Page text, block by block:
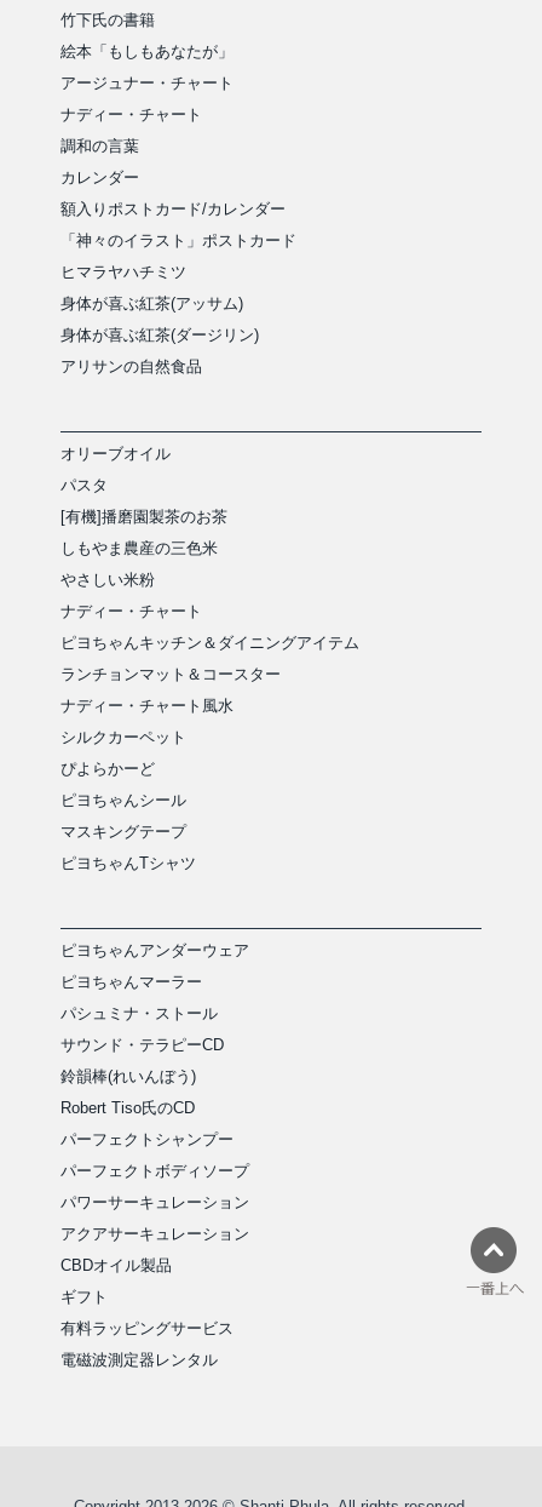
竹下氏の書籍
絵本「もしもあなたが」
アージュナー・チャート
ナディー・チャート
調和の言葉
カレンダー
額入りポストカード/カレンダー
「神々のイラスト」ポストカード
ヒマラヤハチミツ
身体が喜ぶ紅茶(アッサム)
身体が喜ぶ紅茶(ダージリン)
アリサンの自然食品
オリーブオイル
パスタ
[有機]播磨園製茶のお茶
しもやま農産の三色米
やさしい米粉
ナディー・チャート
ピヨちゃんキッチン＆ダイニングアイテム
ランチョンマット＆コースター
ナディー・チャート風水
シルクカーペット
ぴよらかーど
ピヨちゃんシール
マスキングテープ
ピヨちゃんTシャツ
ピヨちゃんアンダーウェア
ピヨちゃんマーラー
パシュミナ・ストール
サウンド・テラピーCD
鈴韻棒(れいんぼう)
Robert Tiso氏のCD
パーフェクトシャンプー
パーフェクトボディソープ
パワーサーキュレーション
アクアサーキュレーション
CBDオイル製品
ギフト
有料ラッピングサービス
電磁波測定器レンタル